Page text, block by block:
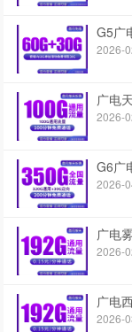
G5广
2026-
广电
2026-
G6广
2026-
广电
2026-
广电
2026-